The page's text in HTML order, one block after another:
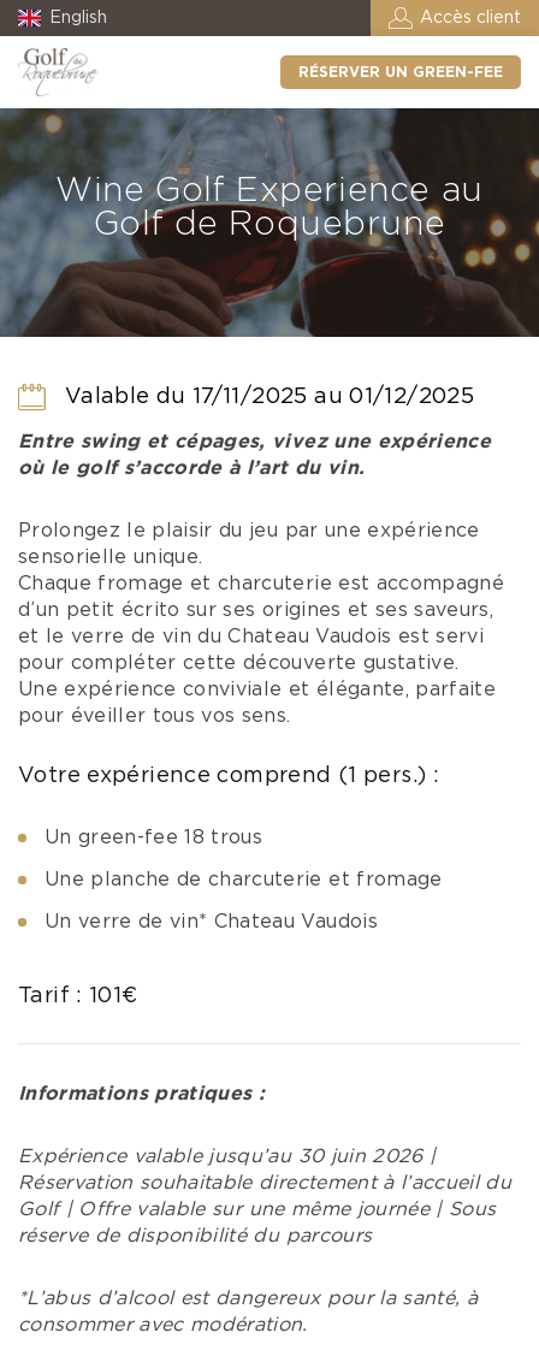
English Accès client
RÉSERVER UN GREEN-FEE
Wine Golf Experience au
Golf de Roquebrune
Valable du 17/11/2025 au 01/12/2025
Entre swing et cépages, vivez une expérience
où le golf s’accorde à l’art du vin.
Prolongez le plaisir du jeu par une expérience
sensorielle unique.
Chaque fromage et charcuterie est accompagné
d’un petit écrito sur ses origines et ses saveurs,
et le verre de vin du Chateau Vaudois est servi
pour compléter cette découverte gustative.
Une expérience conviviale et élégante, parfaite
pour éveiller tous vos sens.
Votre expérience comprend (1 pers.) :
Un green-fee 18 trous
Une planche de charcuterie et fromage
Un verre de vin* Chateau Vaudois
Tarif : 101€
Informations pratiques :
Expérience valable jusqu’au 30 juin 2026 |
Réservation souhaitable directement à l’accueil du
Golf | Offre valable sur une même journée | Sous
réserve de disponibilité du parcours
*L’abus d’alcool est dangereux pour la santé, à
consommer avec modération.